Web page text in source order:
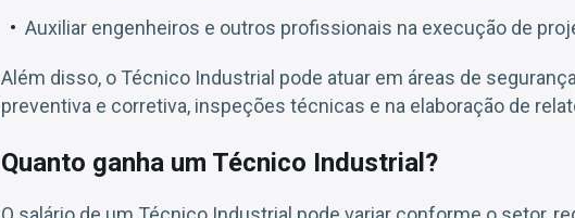
Auxiliar engenheiros e outros profissionais na execução de
Além disso, o Técnico Industrial pode atuar em áreas de
preventiva e corretiva, inspeções técnicas e na elaboração de
Quanto ganha um Técnico Industrial?